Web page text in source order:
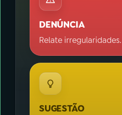
DENÚNCIA
Relate irregularidades.
SUGESTÃO